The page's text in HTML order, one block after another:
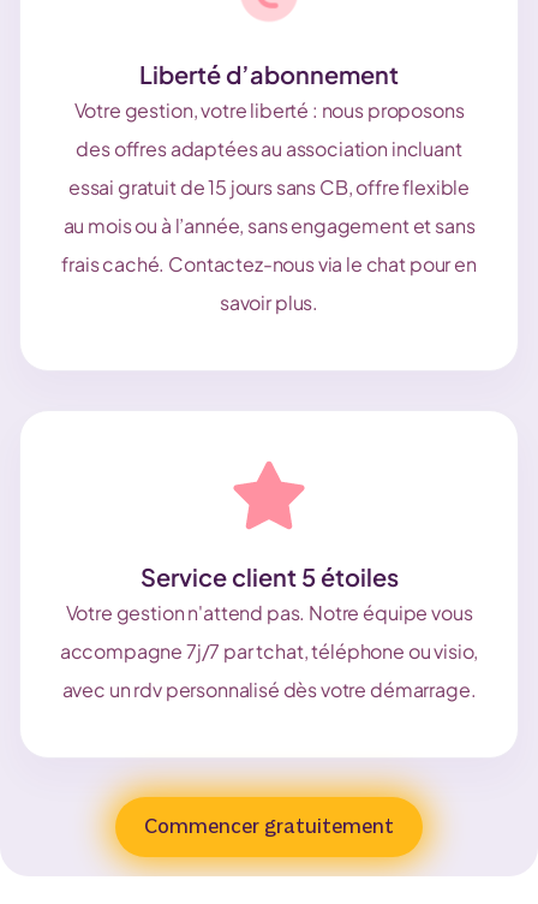
Liberté d’abonnement
Votre gestion, votre liberté : nous proposons
des offres adaptées au association incluant
essai gratuit de 15 jours sans CB, offre flexible
au mois ou à l’année, sans engagement et sans
frais caché. Contactez-nous via le chat pour en
savoir plus.
Service client 5 étoiles
Votre gestion n'attend pas. Notre équipe vous
accompagne 7j/7 par tchat, téléphone ou visio,
avec un rdv personnalisé dès votre démarrage.
Commencer gratuitement